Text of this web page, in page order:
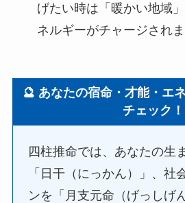
げたい時は「暖かい地域
ネルギーがチャージされま
🔮 あなたの宿命・才能・エ
チェック！
四柱推命では、あなたの生
「日干（にっかん）」、社
ンを「月支元命（げっしげ